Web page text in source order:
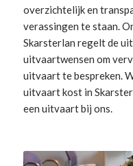
overzichtelijk en
verassingen te staan.
Skarsterlan regelt de
uitvaartwensen om
uitvaart te bespreken.
uitvaart kost in
een uitvaartbij ons.